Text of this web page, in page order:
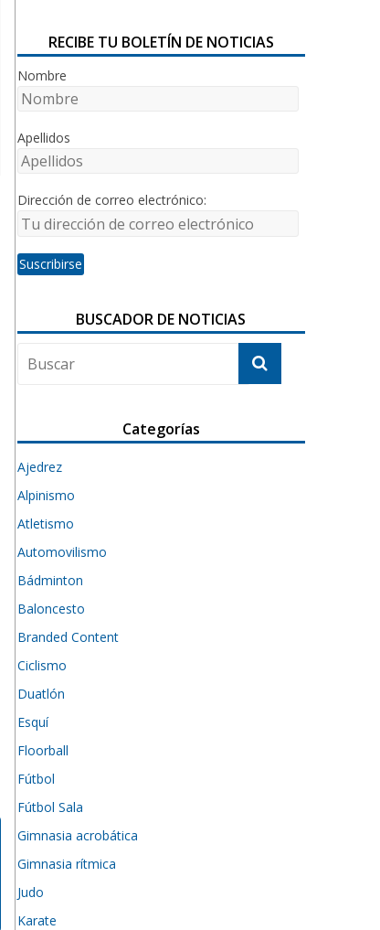
RECIBE TU BOLETÍN DE NOTICIAS
Nombre
Apellidos
Dirección de correo electrónico:
BUSCADOR DE NOTICIAS
Categorías
Ajedrez
Alpinismo
Atletismo
Automovilismo
Bádminton
Baloncesto
Branded Content
Ciclismo
Duatlón
Esquí
Floorball
Fútbol
Fútbol Sala
Gimnasia acrobática
Gimnasia rítmica
Judo
Karate